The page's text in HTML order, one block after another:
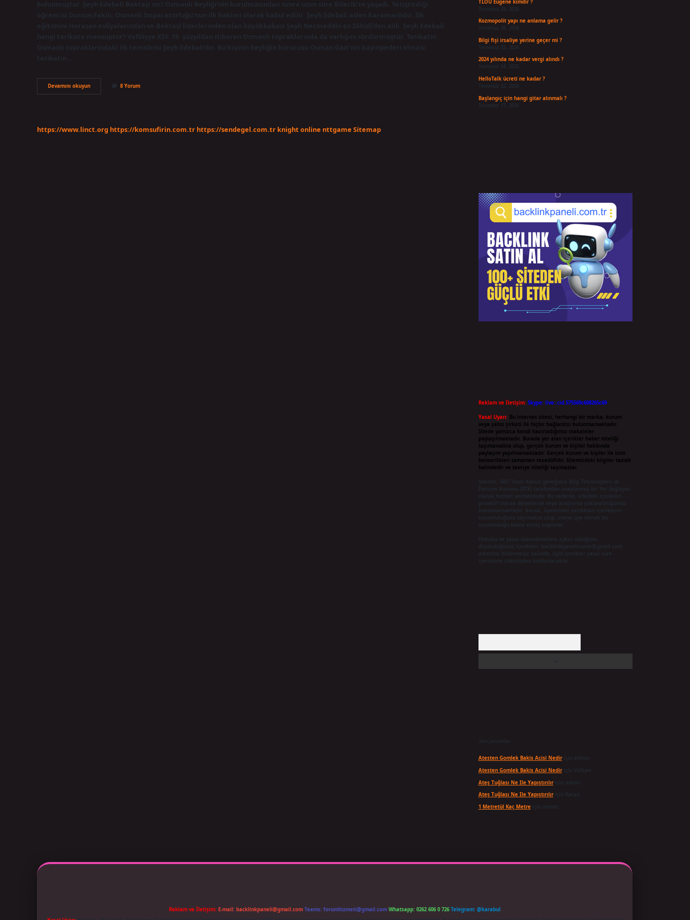
bulunmuştur. Şeyh Edebali Bektaşi mı? Osmanlı Beyliği’nin kurulmasından sonra uzun süre Bilecik’te yaşadı. Yetiştirdiği
öğrencisi Dursun Fakih, Osmanlı İmparatorluğu’nun ilk hakimi olarak kabul edilir. Şeyh Edebali aslen Karamanlıdır. İlk
eğitimini Horasan evliyalarından ve Bektaşi liderlerinden olan büyükbabası Şeyh Necmeddin ez-Zâhidî’den aldı. Şeyh Edebali
hangi tarikata mensuptur? Vefâîyye XIV. 19. yüzyıldan itibaren Osmanlı topraklarında da varlığını sürdürmüştür. Tarikatın
Osmanlı topraklarındaki ilk temsilcisi Şeyh Edebalı’dır. Bu kişinin beyliğin kurucusu Osman Gazi’nin kayınpederi olması,
Devamını okuyunŞeyh
Edebali
8 Yorum
https://www.linct.org https://komsufirin.com.tr https://sendegel.com.tr knight online nttgame Sitemap
TLOU Eugene kimdir ?
Kozmopolit yapı ne anlama gelir ?
Bilgi fişi irsaliye yerine geçer mi ?
Temmuz 25, 2026
2024 yılında ne kadar vergi alındı ?
HelloTalk ücreti ne kadar ?
Başlangıç için hangi gitar alınmalı ?
Reklam ve İletişim: Skype: live:.cid.575569c608265c69
Yasal Uyarı: Bu internet sitesi, herhangi bir marka, kurum
veya şahıs şirketi ile hiçbir bağlantısı bulunmamaktadır.
Sitede yalnızca kendi hazırladığımız makaleler
paylaşılmaktadır. Burada yer alan içerikler haber niteliği
taşımamakta olup, gerçek kurum ve kişiler hakkında
paylaşım yapılmamaktadır. Gerçek kurum ve kişiler ile isim
benzerlikleri tamamen tesadüfidir. Sitemizdeki bilgiler taslak
halindedir ve tavsiye niteliği taşımazlar.
Sitemiz, 5651 Sayılı Kanun gereğince Bilgi Teknolojileri ve
İletişim Kurumu (BTK) tarafından onaylanmış bir Yer Sağlayıcı
olarak hizmet vermektedir. Bu nedenle, sitedeki içerikleri
proaktif olarak denetleme veya araştırma yükümlülüğümüz
bulunmamaktadır. Ancak, üyelerimiz yazdıkları içeriklerin
Hukuka ve yasal düzenlemelere aykırı olduğunu
Son yorumlar
Atesten Gomlek Bakis Acisi Nediriçin
Atesten Gomlek Bakis Acisi Nediriçin
Ateş Tuğlası Ne Ile Yapıştırılıriçin
Ateş Tuğlası Ne Ile Yapıştırılıriçin
1 Metretül Kaç Metreiçin
Reklam ve İletişim: E-mail: backlinkpaneli@gmail.com Teams: forumhizmeti@gmail.com Whatsapp: 0262 606 0 726 Telegram: @karabul